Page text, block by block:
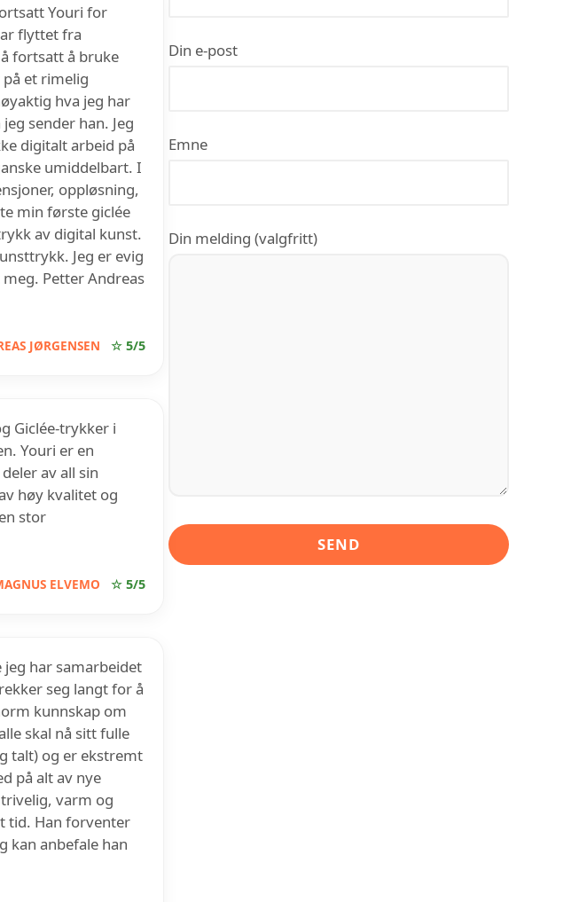
Youri for
flyttet fra
fortsatt å bruke
et rimelig
hva jeg har
sender han. Jeg
digitalt arbeid på
umiddelbart. I
oppløsning,
min første giclée
av digital kunst.
Jeg er evig
Petter Andreas
JØRGENSEN ☆ 5/5
Giclée-trykker i
Youri er en
av all sin
høy kvalitet og
stor
ELVEMO ☆ 5/5
har samarbeidet
seg langt for å
kunnskap om
skal nå sitt fulle
talt) og er ekstremt
på alt av nye
varm og
tid. Han forventer
kan anbefale han
Din e-post
Emne
Din melding (valgfritt)